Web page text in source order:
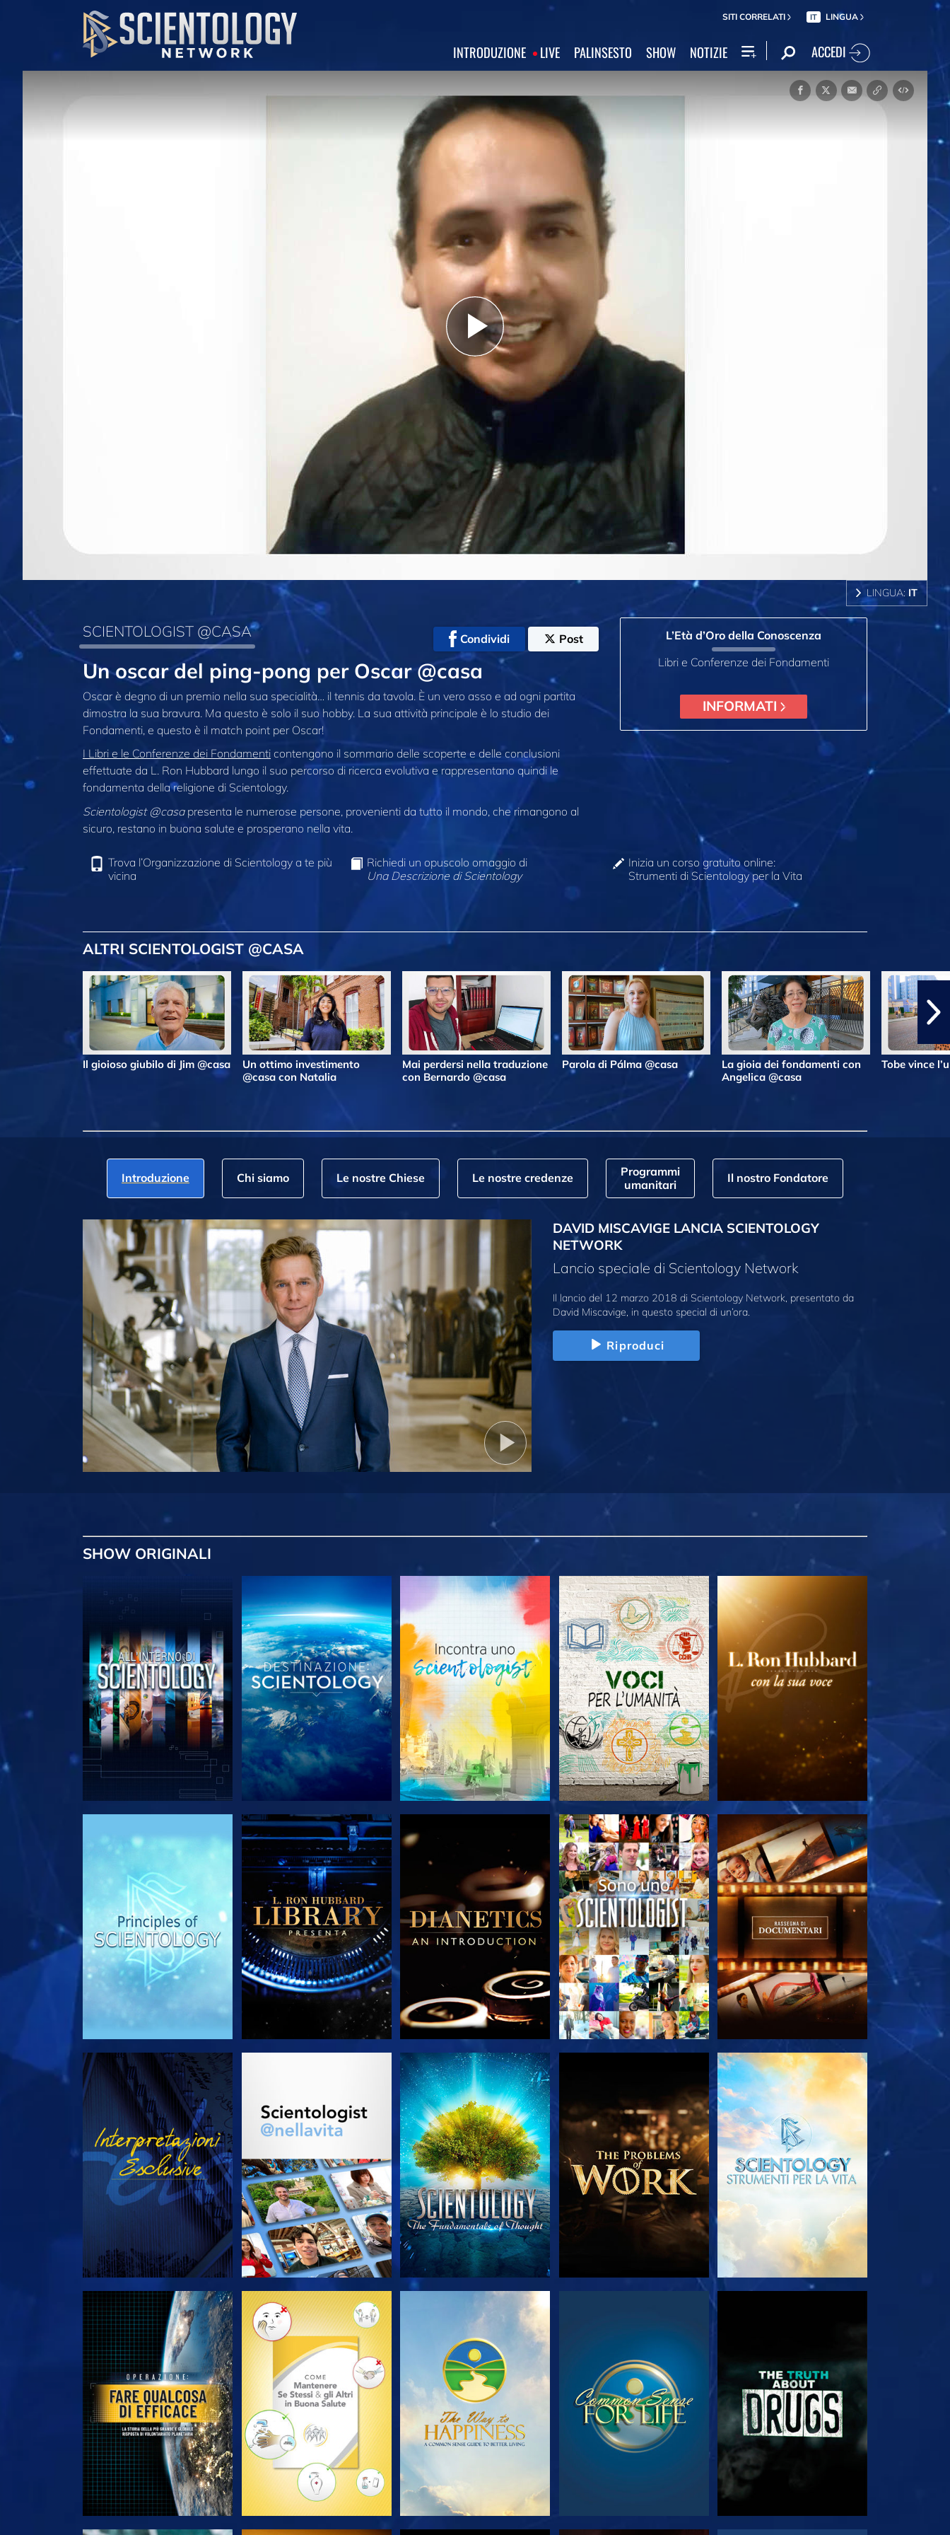
SITI CORRELATI IT LINGUA
INTRODUZIONE LIVE PALINSESTO SHOW NOTIZIE ACCEDI
Play
Video
LINGUA: IT
SCIENTOLOGIST @CASA Condividi Post
Un oscar del ping-pong per Oscar @casa
Oscar è degno di un premio nella sua specialità… il tennis da tavola. È un vero asso e ad ogni partita
dimostra la sua bravura. Ma questo è solo il suo hobby. La sua attività principale è lo studio dei
Fondamenti, e questo è il match point per Oscar!
I Libri e le Conferenze dei Fondamenti contengono il sommario delle scoperte e delle conclusioni
effettuate da L. Ron Hubbard lungo il suo percorso di ricerca evolutiva e rappresentano quindi le
fondamenta della religione di Scientology.
Scientologist @casapresenta le numerose persone, provenienti da tutto il mondo, che rimangono al
sicuro, restano in buona salute e prosperano nella vita.
L’Età d’Oro della Conoscenza
Libri e Conferenze dei Fondamenti
INFORMATI
Trova l’Organizzazione di Scientology a te più
vicina
Richiedi un opuscolo omaggio di
Una Descrizione di Scientology
Inizia un corso gratuito online:
Strumenti di Scientology per la Vita
ALTRI SCIENTOLOGIST @CASA
Il gioioso giubilo di Jim @casa
Un ottimo investimento
@casa con Natalia
Mai perdersi nella traduzione
con Bernardo @casa
Parola di Pálma @casa
La gioia dei fondamenti con
Angelica @casa
Tobe vince
Introduzione Chi siamo Le nostre Chiese Le nostre credenze
Programmi
umanitari
Il nostro Fondatore
DAVID MISCAVIGE LANCIA SCIENTOLOGY
NETWORK
Lancio speciale di Scientology Network
Il lancio del 12 marzo 2018 di Scientology Network, presentato da
David Miscavige, in questo special di un’ora.
Riproduci
SHOW ORIGINALI
ESPLORA LE SERIE ESPLORA LE SERIE ESPLORA LE SERIE ESPLORA LE SERIE ESPLORA LE SERIE
GUARDA GUARDA ESPLORA LE SERIE
ESPLORA LE SERIE ESPLORA LE SERIE